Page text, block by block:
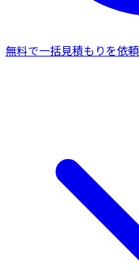
無料で一括見積もりを依